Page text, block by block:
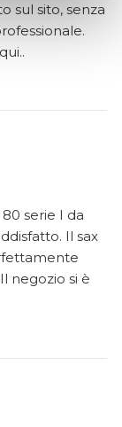
sul sito, senza
serie I da
Il sax
negozio si è